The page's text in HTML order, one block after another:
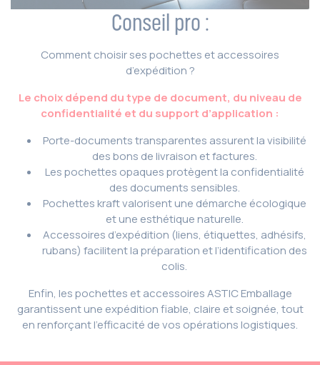
Conseil pro :
Comment choisir ses pochettes et accessoires
d’expédition ?
Le choix dépend du type de document, du niveau de
confidentialité et du support d’application :
Porte-documents transparentes assurent la visibilité
des bons de livraison et factures.
Les pochettes opaques protègent la confidentialité
des documents sensibles.
Pochettes kraft valorisent une démarche écologique
et une esthétique naturelle.
Accessoires d’expédition (liens, étiquettes, adhésifs,
rubans) facilitent la préparation et l’identification des
colis.
Enfin, les pochettes et accessoires ASTIC Emballage
garantissent une expédition fiable, claire et soignée, tout
en renforçant l’efficacité de vos opérations logistiques.